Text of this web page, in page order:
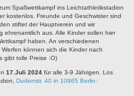
Spaßwettkampf ins Leichtathletikstadion
kostenlos. Freunde und Geschwister sind
stiftet der Hauptverein und wir
ehrenamtlich aus. Alle Kinder sollen hier
haben. An verschiedenen
können sich die Kinder nach
gibt tolle Preise :O)
17 .Juli 2024 für alle 3-9 Jährigen. Los
Dudenstr. 40 in 10965 Berlin-